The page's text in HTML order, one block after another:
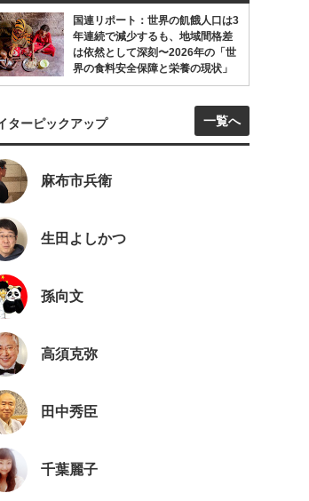
国連リポート：世界の飢餓人口は3
年連続で減少するも、地域間格差
は依然として深刻〜2026年の「世
界の食料安全保障と栄養の現状」
ターピックアップ 一覧へ
麻布市兵衛
生田よしかつ
孫向文
高須克弥
田中秀臣
千葉麗子